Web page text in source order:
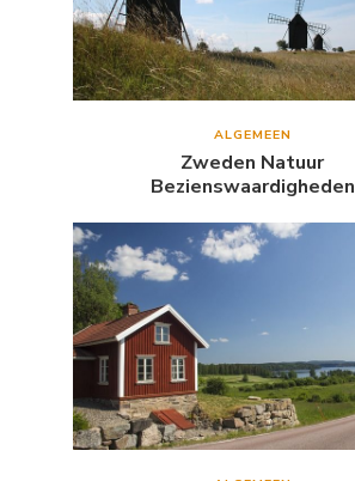
ALGEMEEN
Zweden Natuur
Bezienswaardigheden